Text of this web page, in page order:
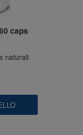
caps
naturali